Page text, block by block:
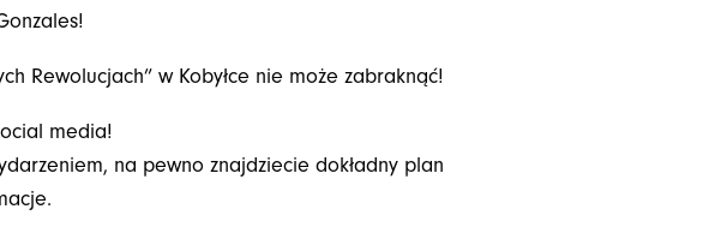
Rewolucjach” w Kobyłce nie może zabraknąć!
media!
na pewno znajdziecie dokładny plan